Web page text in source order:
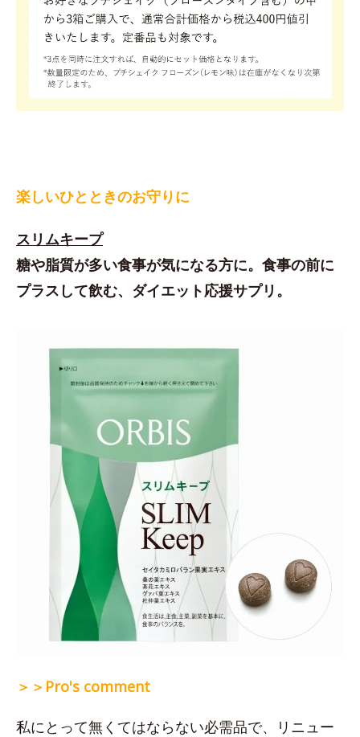
楽しいひとときのお守りに
スリムキープ
糖や脂質が多い食事が気になる方に。食事の前に
プラスして飲む、ダイエット応援サプリ。
＞＞Pro's comment
私にとって無くてはならない必需品で、リニュー